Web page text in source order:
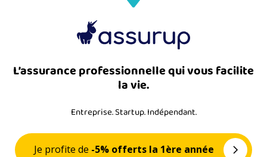
L’assurance professionnelle qui vous facilite
la vie.
Entreprise. Startup. Indépendant.
Je profite de -5% offerts la 1ère année